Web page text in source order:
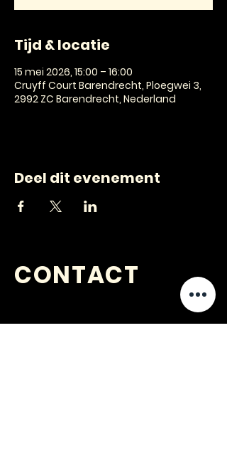
Tijd & locatie
15 mei 2026, 15:00 – 16:00
Cruyff Court Barendrecht, Ploegwei 3,
2992 ZC Barendrecht, Nederland
Deel dit evenement
CONTACT